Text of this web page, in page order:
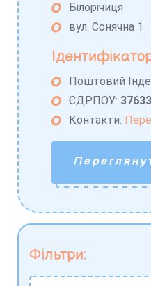
Фільтри:
Білорічиця
вул. Сонячна 1
Поштовий
ЄДРПОУ:
Контакти: